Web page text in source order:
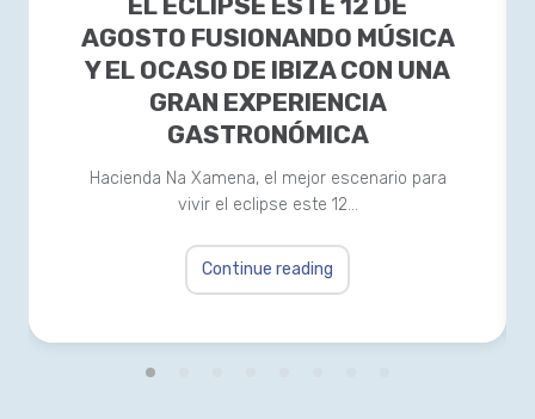
AGOSTO FUSIONANDO MÚSICA
Y EL OCASO DE IBIZA CON UNA
GRAN EXPERIENCIA
GASTRONÓMICA
Hacienda Na Xamena, el mejor escenario para
vivir el eclipse este 12…
Continue reading